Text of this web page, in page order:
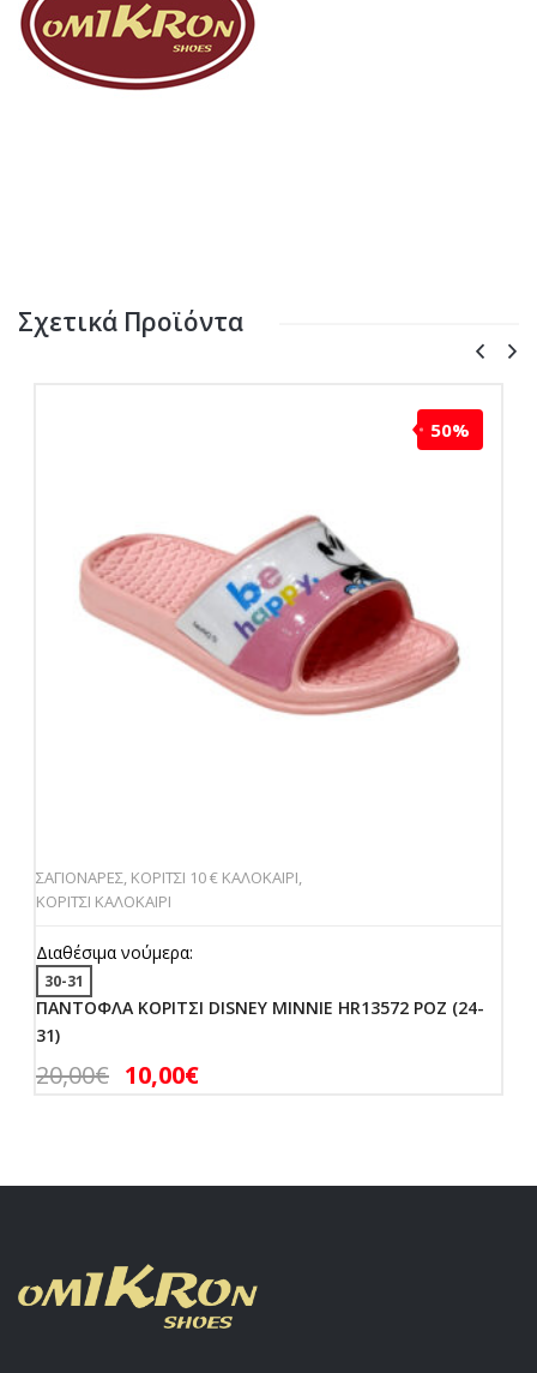
Σχετικά Προϊόντα
50%
ΣΑΓΙΟΝΑΡΕΣ, ΚΟΡΙΤΣΙ 10 € ΚΑΛΟΚΑΙΡΙ,
ΚΟΡΙΤΣΙ ΚΑΛΟΚΑΙΡΙ
Διαθέσιμα νούμερα:
30-31
ΠΑΝΤΟΦΛΑ ΚΟΡΙΤΣΙ DISNEY MINNIE HR13572 ΡΟΖ (24-
31)
20,00€ 10,00€